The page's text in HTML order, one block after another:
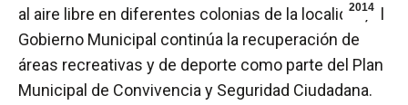
2014
al aire libre en diferentes colonias de la localidad, el
Gobierno Municipal continúa la recuperación de
áreas recreativas y de deporte como parte del Plan
Municipal de Convivencia y Seguridad Ciudadana.